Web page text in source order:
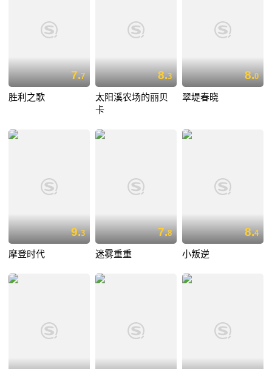
7.7
胜利之歌
8.3
太阳溪农场的丽贝
卡
8.0
翠堤春晓
9.3
摩登时代
7.8
迷雾重重
8.4
小叛逆